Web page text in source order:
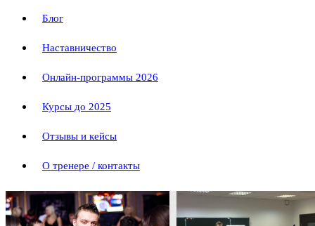
Блог
Наставничество
Онлайн-программы 2026
Курсы до 2025
Отзывы и кейсы
О тренере / контакты